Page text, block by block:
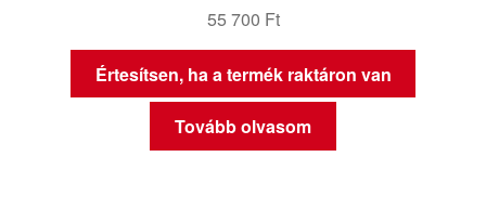
55 700 Ft
Értesítsen, ha a termék raktáron van
Tovább olvasom